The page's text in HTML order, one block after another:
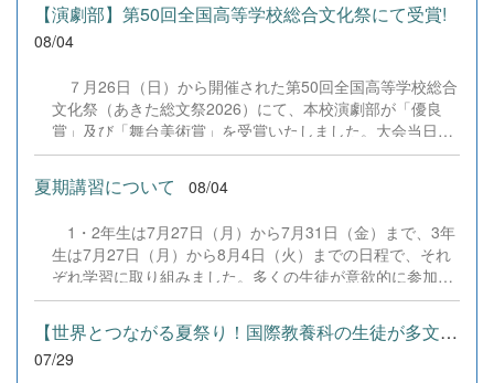
【演劇部】第50回全国高等学校総合文化祭にて受賞!
08/04
７月26日（日）から開催された第50回全国高等学校総合
文化祭（あきた総文祭2026）にて、本校演劇部が「優良
賞」及び「舞台美術賞」を受賞いたしました。大会当日
は、本校の部員たちもこれまで積み重ねてきた練習の成果
を存分に発揮し、堂々と舞台に立ちました。緊張感のある
全国の舞台において、一人一人が役割を果たし、心を込め
の全国大会出場にあたり、多大なるご支援・ご協力をいた
だきました企業の皆様、ならびに心温まるご寄付や温かい
ご声援を寄せてくださった地域の皆様方に、心より感謝申
し上げます。皆様からの温かいご支援が部員たちの大きな
励みとなり、全国の舞台で最高のパフォーマンスと演技を
届けることができました。今回の経験を糧に、さらに表現
夏期講習について 08/04
1・2年生は7月27日（月）から7月31日（金）まで、3年
生は7月27日（月）から8月4日（火）までの日程で、それ
ぞれ学習に取り組みました。多くの生徒が意欲的に参加
し、これまでの学習内容の復習や発展的な内容、受験に向
けた学習などに真剣に取り組む姿が見られました。夏期講
習で身に付けた学習習慣や知識を、今後の学校生活や学習
に生かし、一人一人がさらなる成長につなげてくれること
【世界とつながる夏祭り！国際教養科の生徒が多文化共生ボランテ...
07/29